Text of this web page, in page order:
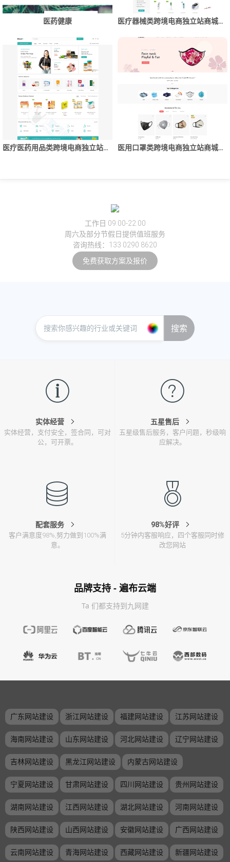
医药健康 医疗器械类跨境电商独立站商城网站建设制作
医疗医药用品类跨境电商独立站商城网站建设制作 医用口罩类跨境电商独立站商城网站建设制作
工作日 09:00-22:00
周六及部分节假日提供值班服务
咨询热线：133 0290 8620
免费获取方案及报价
搜索
实体经营
实体经营，支付安全，签合同，可对
公，可开票。
五星售后
五星级售后服务，客户问题，秒级响
应解决。
配套服务
客户满意度98%,努力做到100%满
意。
98%好评
5分钟内客服响应，四个客服同时修
改您网站
品牌支持 - 遍布云端
Ta 们都支持到九网建
广东网站建设 浙江网站建设 福建网站建设 江苏网站建设
海南网站建设 山东网站建设 河北网站建设 辽宁网站建设
吉林网站建设 黑龙江网站建设 内蒙古网站建设
宁夏网站建设 甘肃网站建设 四川网站建设 贵州网站建设
湖南网站建设 江西网站建设 湖北网站建设 河南网站建设
陕西网站建设 山西网站建设 安徽网站建设 广西网站建设
云南网站建设 青海网站建设 西藏网站建设 新疆网站建设